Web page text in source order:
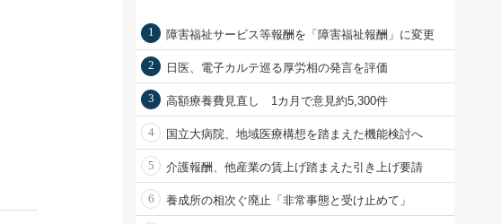
1 障害福祉サービス等報酬を「障害福祉報酬」に変更
2 日医、電子カルテ巡る厚労相の発言を評価
3 高額療養費見直し 1カ月で意見約5,300件
4 国立大病院、地域医療構想を踏まえた機能検討へ
5 介護報酬、他産業の賃上げ踏まえた引き上げ要請
6 養成所の相次ぐ廃止「非常事態と受け止めて」